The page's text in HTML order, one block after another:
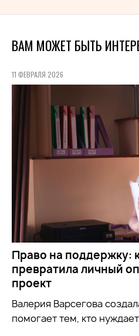
ВАМ МОЖЕТ БЫТЬ
11 ФЕВРАЛЯ 2026
Право на поддержку:
превратила личный
проект
Валерия Варсегова
помогает тем, кто